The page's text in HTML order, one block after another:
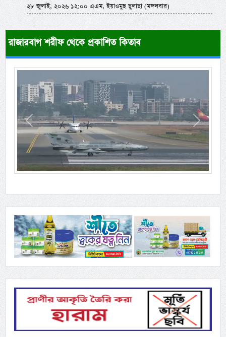
২৮ জুলাই, ২০২৬ ১২:০০ এএম, ইয়াওমুছ ছুলাছা (মঙ্গলবার)
রাজারবাগ শরীফ থেকে প্রকাশিত কিতাব
Previous Next